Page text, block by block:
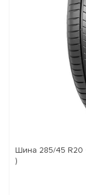
Шина 285/45 R20
)